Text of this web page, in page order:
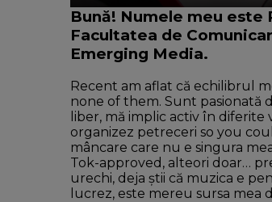
Bună! Numele meu este
Facultatea de
Emerging Media.
Recent am aflat că echilibrul
none of them. Sunt pasionată
liber, mă implic activ în
organizez petreceri so you
mâncare care nu e singura
Tok-approved, alteori doar…
urechi, deja știi că muzica e
lucrez, este mereu sursa mea